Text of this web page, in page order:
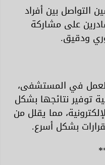
بين أفراد
على مشاركة
ودقيق.
في المستشفى،
توفير نتائجها بشكل
مما يقلل من
بشكل أسرع.